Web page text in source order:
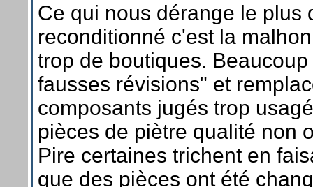
Ce qui nous dérange le plus
reconditionné c'est la
trop de boutiques.
fausses révisions" et
composants jugés trop
pièces de piètre qualité non
Pire certaines trichent en
que des pièces ont été